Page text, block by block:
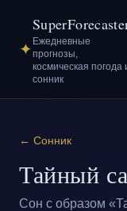
✦ Ежедневные
прогнозы,
космическая погода
сонник
← Сонник
Тайный
Сон с образом